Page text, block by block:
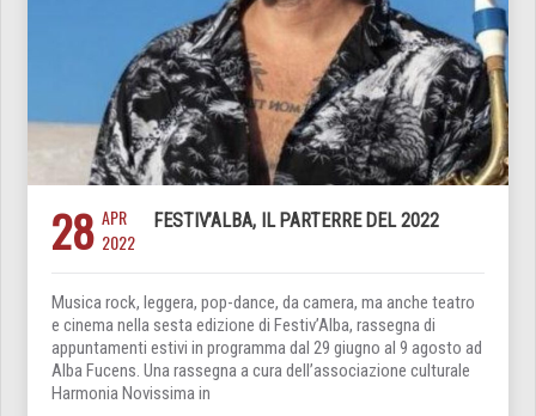
28 APR
2022
FESTIV’ALBA, IL PARTERRE DEL 2022
Musica rock, leggera, pop-dance, da camera, ma anche teatro
e cinema nella sesta edizione di Festiv’Alba, rassegna di
appuntamenti estivi in programma dal 29 giugno al 9 agosto ad
Alba Fucens. Una rassegna a cura dell’associazione culturale
Harmonia Novissima in